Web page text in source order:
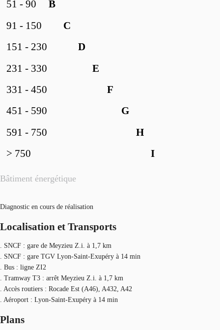
Bâtiment énergétique
B
51 - 90
C
91 - 150
D
151 - 230
E
231 - 330
F
331 - 450
G
451 - 590
H
591 - 750
I
> 750
Diagnostic en cours de réalisation
Localisation et Transports
. SNCF : gare de Meyzieu Z.i. à 1,7 km
. SNCF : gare TGV Lyon-Saint-Exupéry à 14 min
. Bus : ligne ZI2
. Tramway T3 : arrêt Meyzieu Z.i. à 1,7 km
. Accès routiers : Rocade Est (A46), A432, A42
. Aéroport : Lyon-Saint-Exupéry à 14 min
Plans